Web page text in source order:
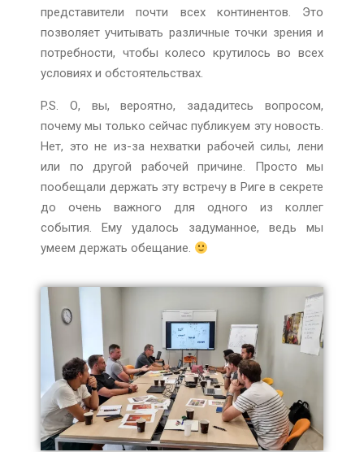
представители почти всех континентов. Это
позволяет учитывать различные точки зрения и
потребности, чтобы колесо крутилось во всех
условиях и обстоятельствах.
P.S. О, вы, вероятно, зададитесь вопросом,
почему мы только сейчас публикуем эту новость.
Нет, это не из-за нехватки рабочей силы, лени
или по другой рабочей причине. Просто мы
пообещали держать эту встречу в Риге в секрете
до очень важного для одного из коллег
события. Ему удалось задуманное, ведь мы
умеем держать обещание.